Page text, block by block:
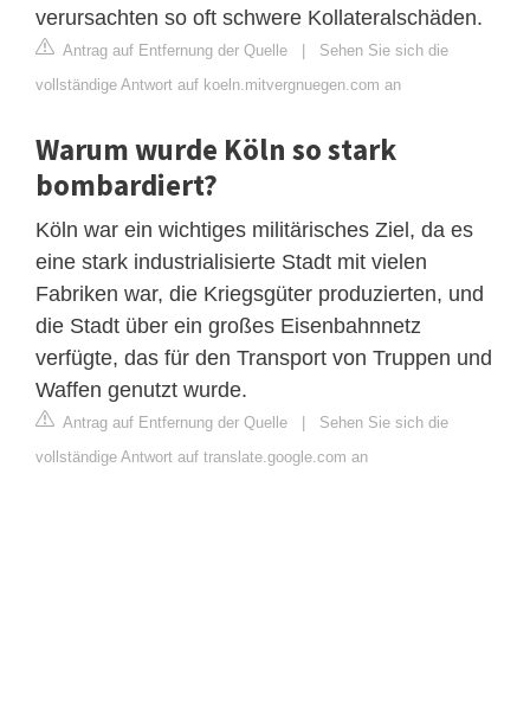
verursachten so oft schwere Kollateralschäden.
Antrag auf Entfernung der Quelle
Sehen Sie sich die
vollständige Antwort auf koeln.mitvergnuegen.com an
Warum wurde Köln so stark
bombardiert?
Köln war ein wichtiges militärisches Ziel, da es
eine stark industrialisierte Stadt mit vielen
Fabriken war, die Kriegsgüter produzierten, und
die Stadt über ein großes Eisenbahnnetz
verfügte, das für den Transport von Truppen und
Waffen genutzt wurde.
Antrag auf Entfernung der Quelle
Sehen Sie sich die
vollständige Antwort auf translate.google.com an